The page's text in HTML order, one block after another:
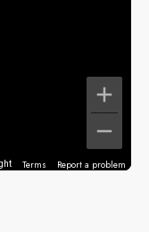
Terms Report a problem